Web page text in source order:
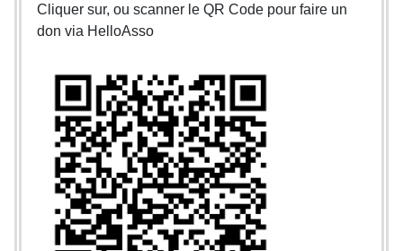
Cliquer sur, ou scanner le QR Code pour faire un
don via HelloAsso